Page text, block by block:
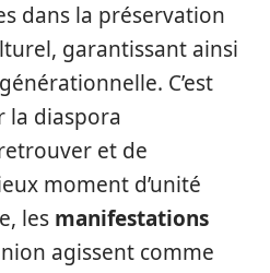
dans la préservation
garantissant ainsi
C’est
la diaspora
et de
moment d’unité
les manifestations
agissent comme